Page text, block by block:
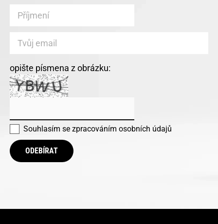
opište písmena z obrázku:
Souhlasím se zpracováním osobních údajů
ODEBÍRAT